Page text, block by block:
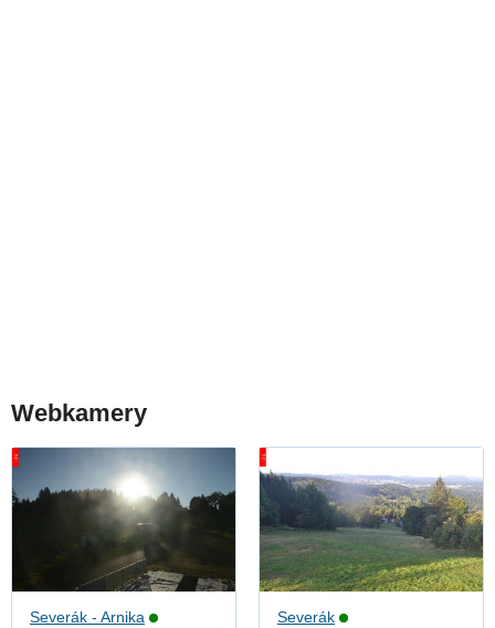
Webkamery
Severák - Arnika
Severák